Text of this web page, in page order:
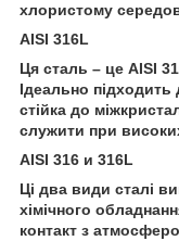
хлористому
AISI 316L
Ця сталь – це AISI
Ідеально підходить
стійка до
служити при
AISI 316 и 316L
Ці два види сталі
хімічного
контакт з